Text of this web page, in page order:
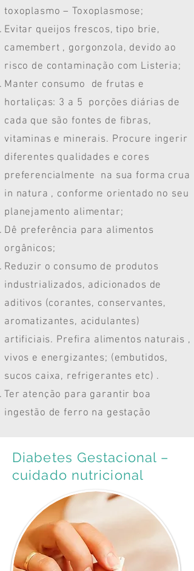
toxoplasmo – Toxoplasmose;
Evitar queijos frescos, tipo brie,
camembert , gorgonzola, devido ao
risco de contaminação com Listeria;
Manter consumo de frutas e
hortaliças: 3 a 5 porções diárias de
cada que são fontes de fibras,
vitaminas e minerais. Procure ingerir
diferentes qualidades e cores
preferencialmente na sua forma crua
in natura , conforme orientado no seu
planejamento alimentar;
Dê preferência para alimentos
orgânicos;
Reduzir o consumo de produtos
industrializados, adicionados de
aditivos (corantes, conservantes,
aromatizantes, acidulantes)
artificiais. Prefira alimentos naturais ,
vivos e energizantes; (embutidos,
sucos caixa, refrigerantes etc) .
Ter atenção para garantir boa
ingestão de ferro na gestação
Diabetes Gestacional –
cuidado nutricional